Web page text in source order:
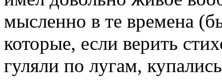
мысленно в те времена
которые, если верить
гуляли по лугам,